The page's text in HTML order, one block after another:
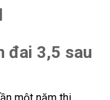
đai 3,5 sau